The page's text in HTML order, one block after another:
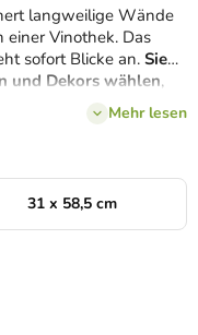
langweilige Wände
einer Vinothek. Das
sofort Blicke an. Sie
und Dekors wählen,
die Möbel und weitere
Mehr lesen
31 x 58,5 cm